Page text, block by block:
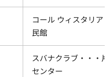
コール ウィスタリア
民館
スバナクラブ・・・
センター